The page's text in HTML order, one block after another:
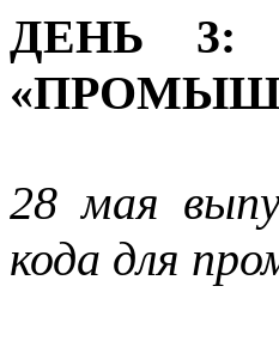
ДЕНЬ 3:
28 мая
кода для